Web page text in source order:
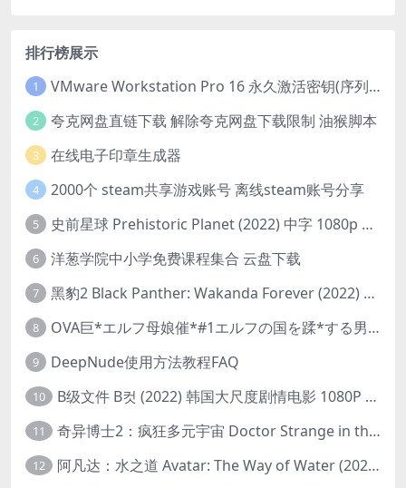
排行榜展示
1 VMware Workstation Pro 16 永久激活密钥(序列号)
2 夸克网盘直链下载 解除夸克网盘下载限制 油猴脚本
3 在线电子印章生成器
4 2000个 steam共享游戏账号 离线steam账号分享
5 史前星球 Prehistoric Planet (2022) 中字 1080p 高清 阿里云盘 2022.5.27已更新全集
6 洋葱学院中小学免费课程集合 云盘下载
7 黑豹2 Black Panther: Wakanda Forever (2022) 高清版
8 OVA巨*エルフ母娘催*#1エルフの国を蹂*する男。汚された女王と姫
9 DeepNude使用方法教程FAQ
10 B级文件 B컷 (2022) 韩国大尺度剧情电影 1080P 中字
11 奇异博士2：疯狂多元宇宙 Doctor Strange in the Multiverse of Madness (2022) 高清版1080p
12 阿凡达：水之道 Avatar: The Way of Water (2022) 1080p 2k 4k 中文字幕